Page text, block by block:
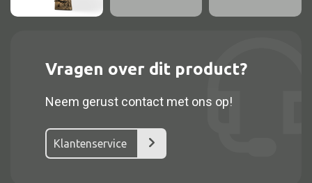
Glaskast
Nachtkast
Kast overige
Vragen over dit product?
Neem gerust contact met ons op!
Klantenservice